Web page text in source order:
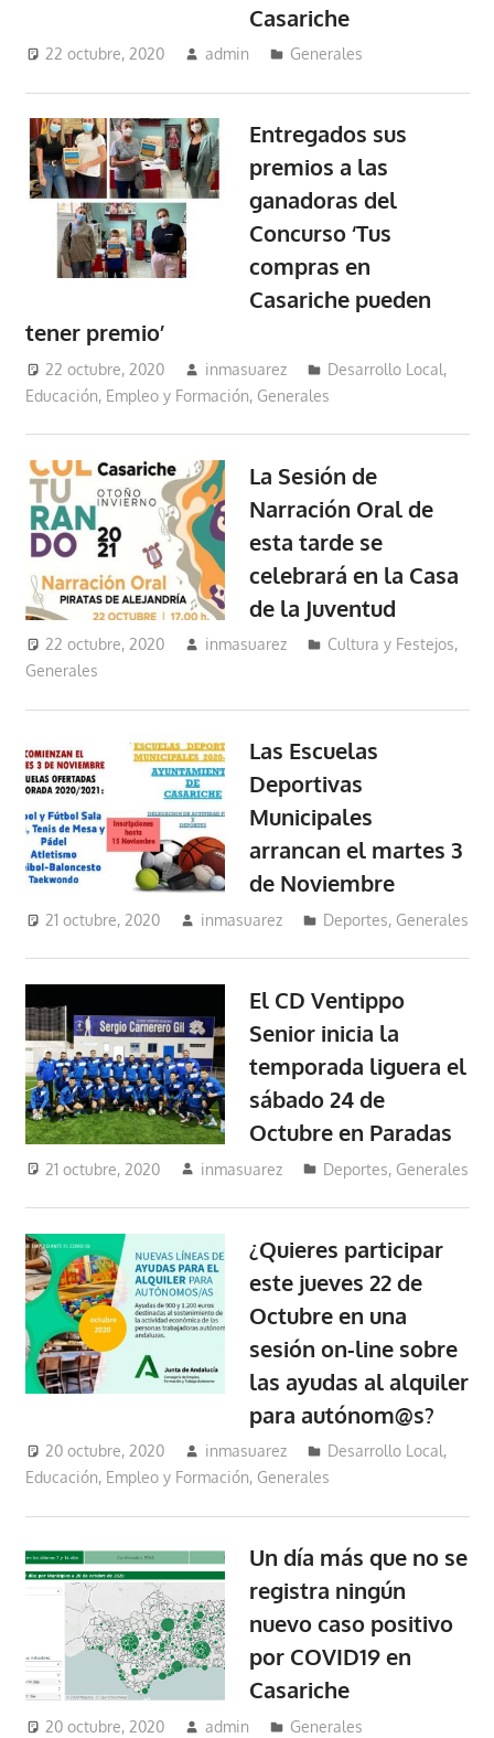
Casariche
22 octubre, 2020 admin Generales
Entregados sus
premios a las
ganadoras del
Concurso ‘Tus
compras en
Casariche pueden
tener premio’
22 octubre, 2020 inmasuarez Desarrollo Local,
Educación, Empleo y Formación, Generales
La Sesión de
Narración Oral de
esta tarde se
celebrará en la Casa
de la Juventud
22 octubre, 2020 inmasuarez Cultura y Festejos,
Generales
Las Escuelas
Deportivas
Municipales
arrancan el martes 3
de Noviembre
21 octubre, 2020 inmasuarez Deportes, Generales
El CD Ventippo
Senior inicia la
temporada liguera el
sábado 24 de
Octubre en Paradas
21 octubre, 2020 inmasuarez Deportes, Generales
¿Quieres participar
este jueves 22 de
Octubre en una
sesión on-line sobre
las ayudas al alquiler
para autónom@s?
20 octubre, 2020 inmasuarez Desarrollo Local,
Educación, Empleo y Formación, Generales
Un día más que no se
registra ningún
nuevo caso positivo
por COVID19 en
Casariche
20 octubre, 2020 admin Generales